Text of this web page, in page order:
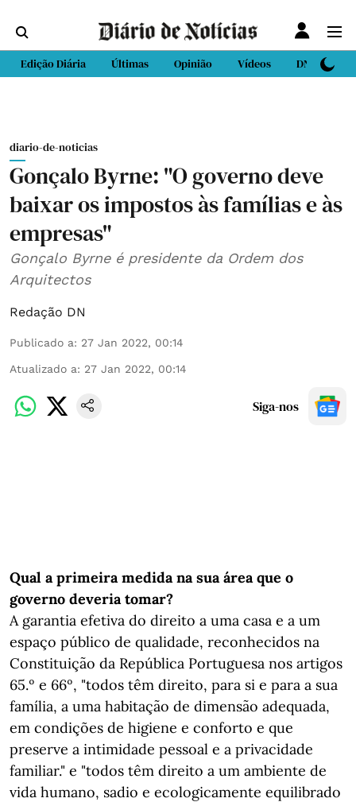
Edição Diária Últimas Opinião Vídeos DN Sport
diario-de-noticias
Gonçalo Byrne: "O governo deve
baixar os impostos às famílias e às
empresas"
Gonçalo Byrne é presidente da Ordem dos
Arquitectos
Redação DN
Publicado a: 27 Jan 2022, 00:14
Atualizado a: 27 Jan 2022, 00:14
Siga-nos
Qual a primeira medida na sua área que o
governo deveria tomar?
A garantia efetiva do direito a uma casa e a um
espaço público de qualidade, reconhecidos na
Constituição da República Portuguesa nos artigos
65.º e 66º, "todos têm direito, para si e para a sua
família, a uma habitação de dimensão adequada,
em condições de higiene e conforto e que
preserve a intimidade pessoal e a privacidade
familiar." e "todos têm direito a um ambiente de
vida humano, sadio e ecologicamente equilibrado